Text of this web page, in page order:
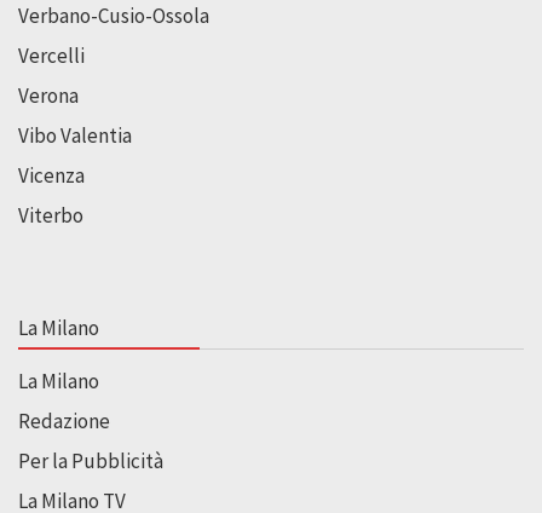
Verbano-Cusio-Ossola
Vercelli
Verona
Vibo Valentia
Vicenza
Viterbo
La Milano
La Milano
Redazione
Per la Pubblicità
La Milano TV